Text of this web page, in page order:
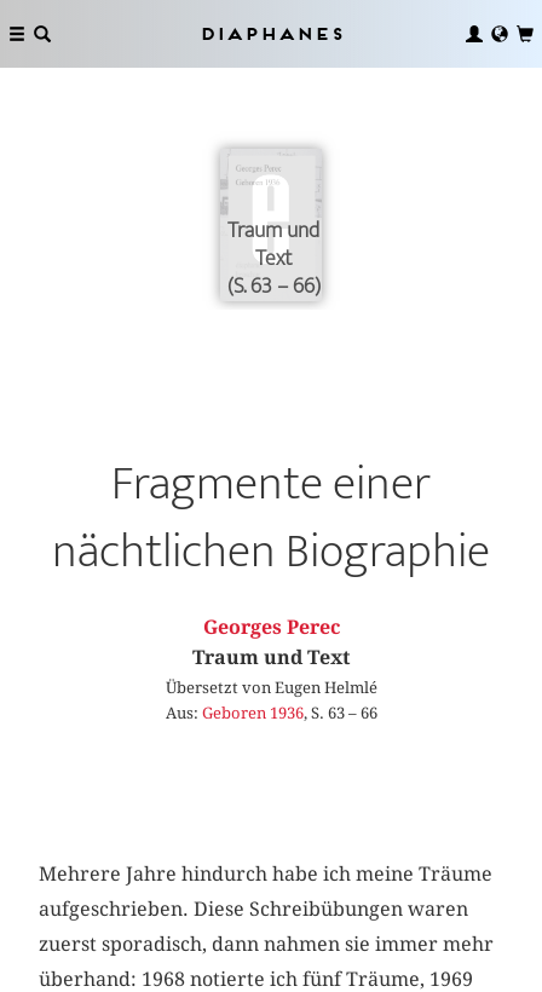
Diaphanes
Traum und
Text
(S. 63 – 66)
Fragmente einer
nächtlichen Biographie
Georges Perec
Traum und Text
Übersetzt von Eugen Helmlé
Aus: Geboren 1936, S. 63 – 66
Mehrere Jahre hindurch habe ich meine Träume
aufgeschrieben. Diese Schreibübungen waren
zuerst sporadisch, dann nahmen sie immer mehr
überhand: 1968 notierte ich fünf Träume, 1969